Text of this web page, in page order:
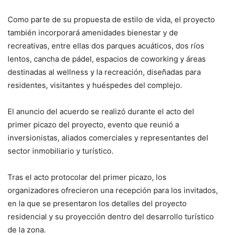
Como parte de su propuesta de estilo de vida, el proyecto
también incorporará amenidades bienestar y de
recreativas, entre ellas dos parques acuáticos, dos ríos
lentos, cancha de pádel, espacios de coworking y áreas
destinadas al wellness y la recreación, diseñadas para
residentes, visitantes y huéspedes del complejo.
El anuncio del acuerdo se realizó durante el acto del
primer picazo del proyecto, evento que reunió a
inversionistas, aliados comerciales y representantes del
sector inmobiliario y turístico.
Tras el acto protocolar del primer picazo, los
organizadores ofrecieron una recepción para los invitados,
en la que se presentaron los detalles del proyecto
residencial y su proyección dentro del desarrollo turístico
de la zona.